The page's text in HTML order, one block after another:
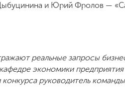
и Юрий Фролов —
реальные запросы
экономики
руководитель